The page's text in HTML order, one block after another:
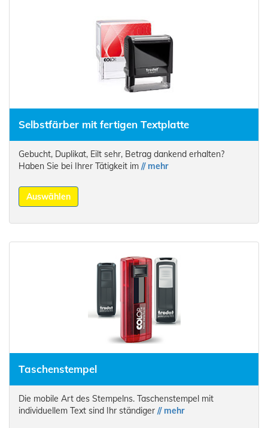
Selbstfärber mit fertigen Textplatte
Gebucht, Duplikat, Eilt sehr, Betrag dankend erhalten?
Haben Sie bei Ihrer Tätigkeit im // mehr
Auswählen
Taschenstempel
Die mobile Art des Stempelns. Taschenstempel mit
individuellem Text sind Ihr ständiger // mehr